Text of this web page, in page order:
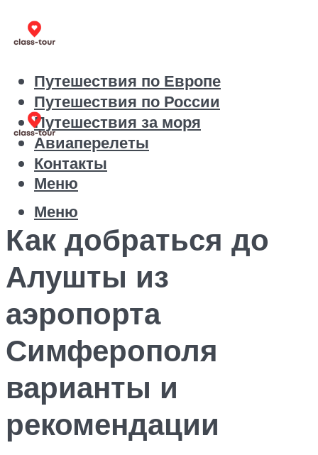
Путешествия по Европе
Путешествия по России
Путешествия за моря
Авиаперелеты
Контакты
Меню
Меню
Как добраться до
Алушты из
аэропорта
Симферополя
варианты и
рекомендации